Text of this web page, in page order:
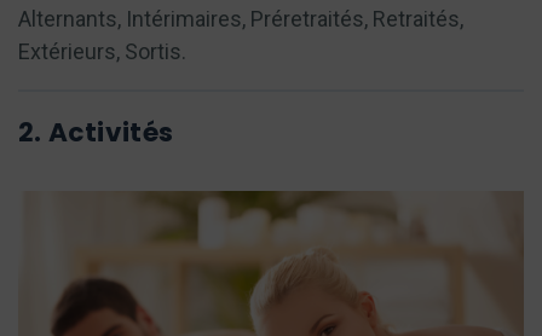
Alternants, Intérimaires, Préretraités, Retraités,
Extérieurs, Sortis.
2. Activités